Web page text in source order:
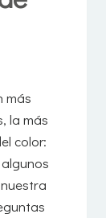
más
la más
color: